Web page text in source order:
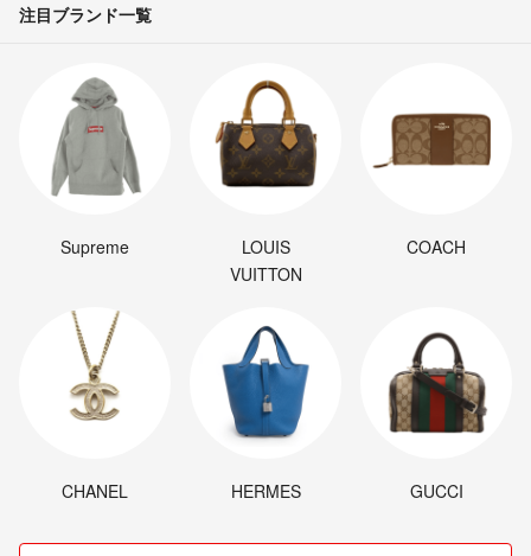
注目ブランド一覧
Supreme
LOUIS
VUITTON
COACH
CHANEL HERMES GUCCI